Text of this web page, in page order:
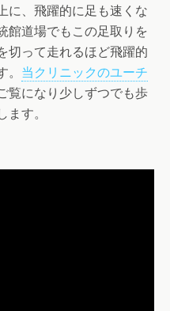
に、飛躍的に足も速くな
館道場でもこの足取りを
切って走れるほど飛躍的
当クリニックのユーチ
覧になり少しずつでも歩
す。